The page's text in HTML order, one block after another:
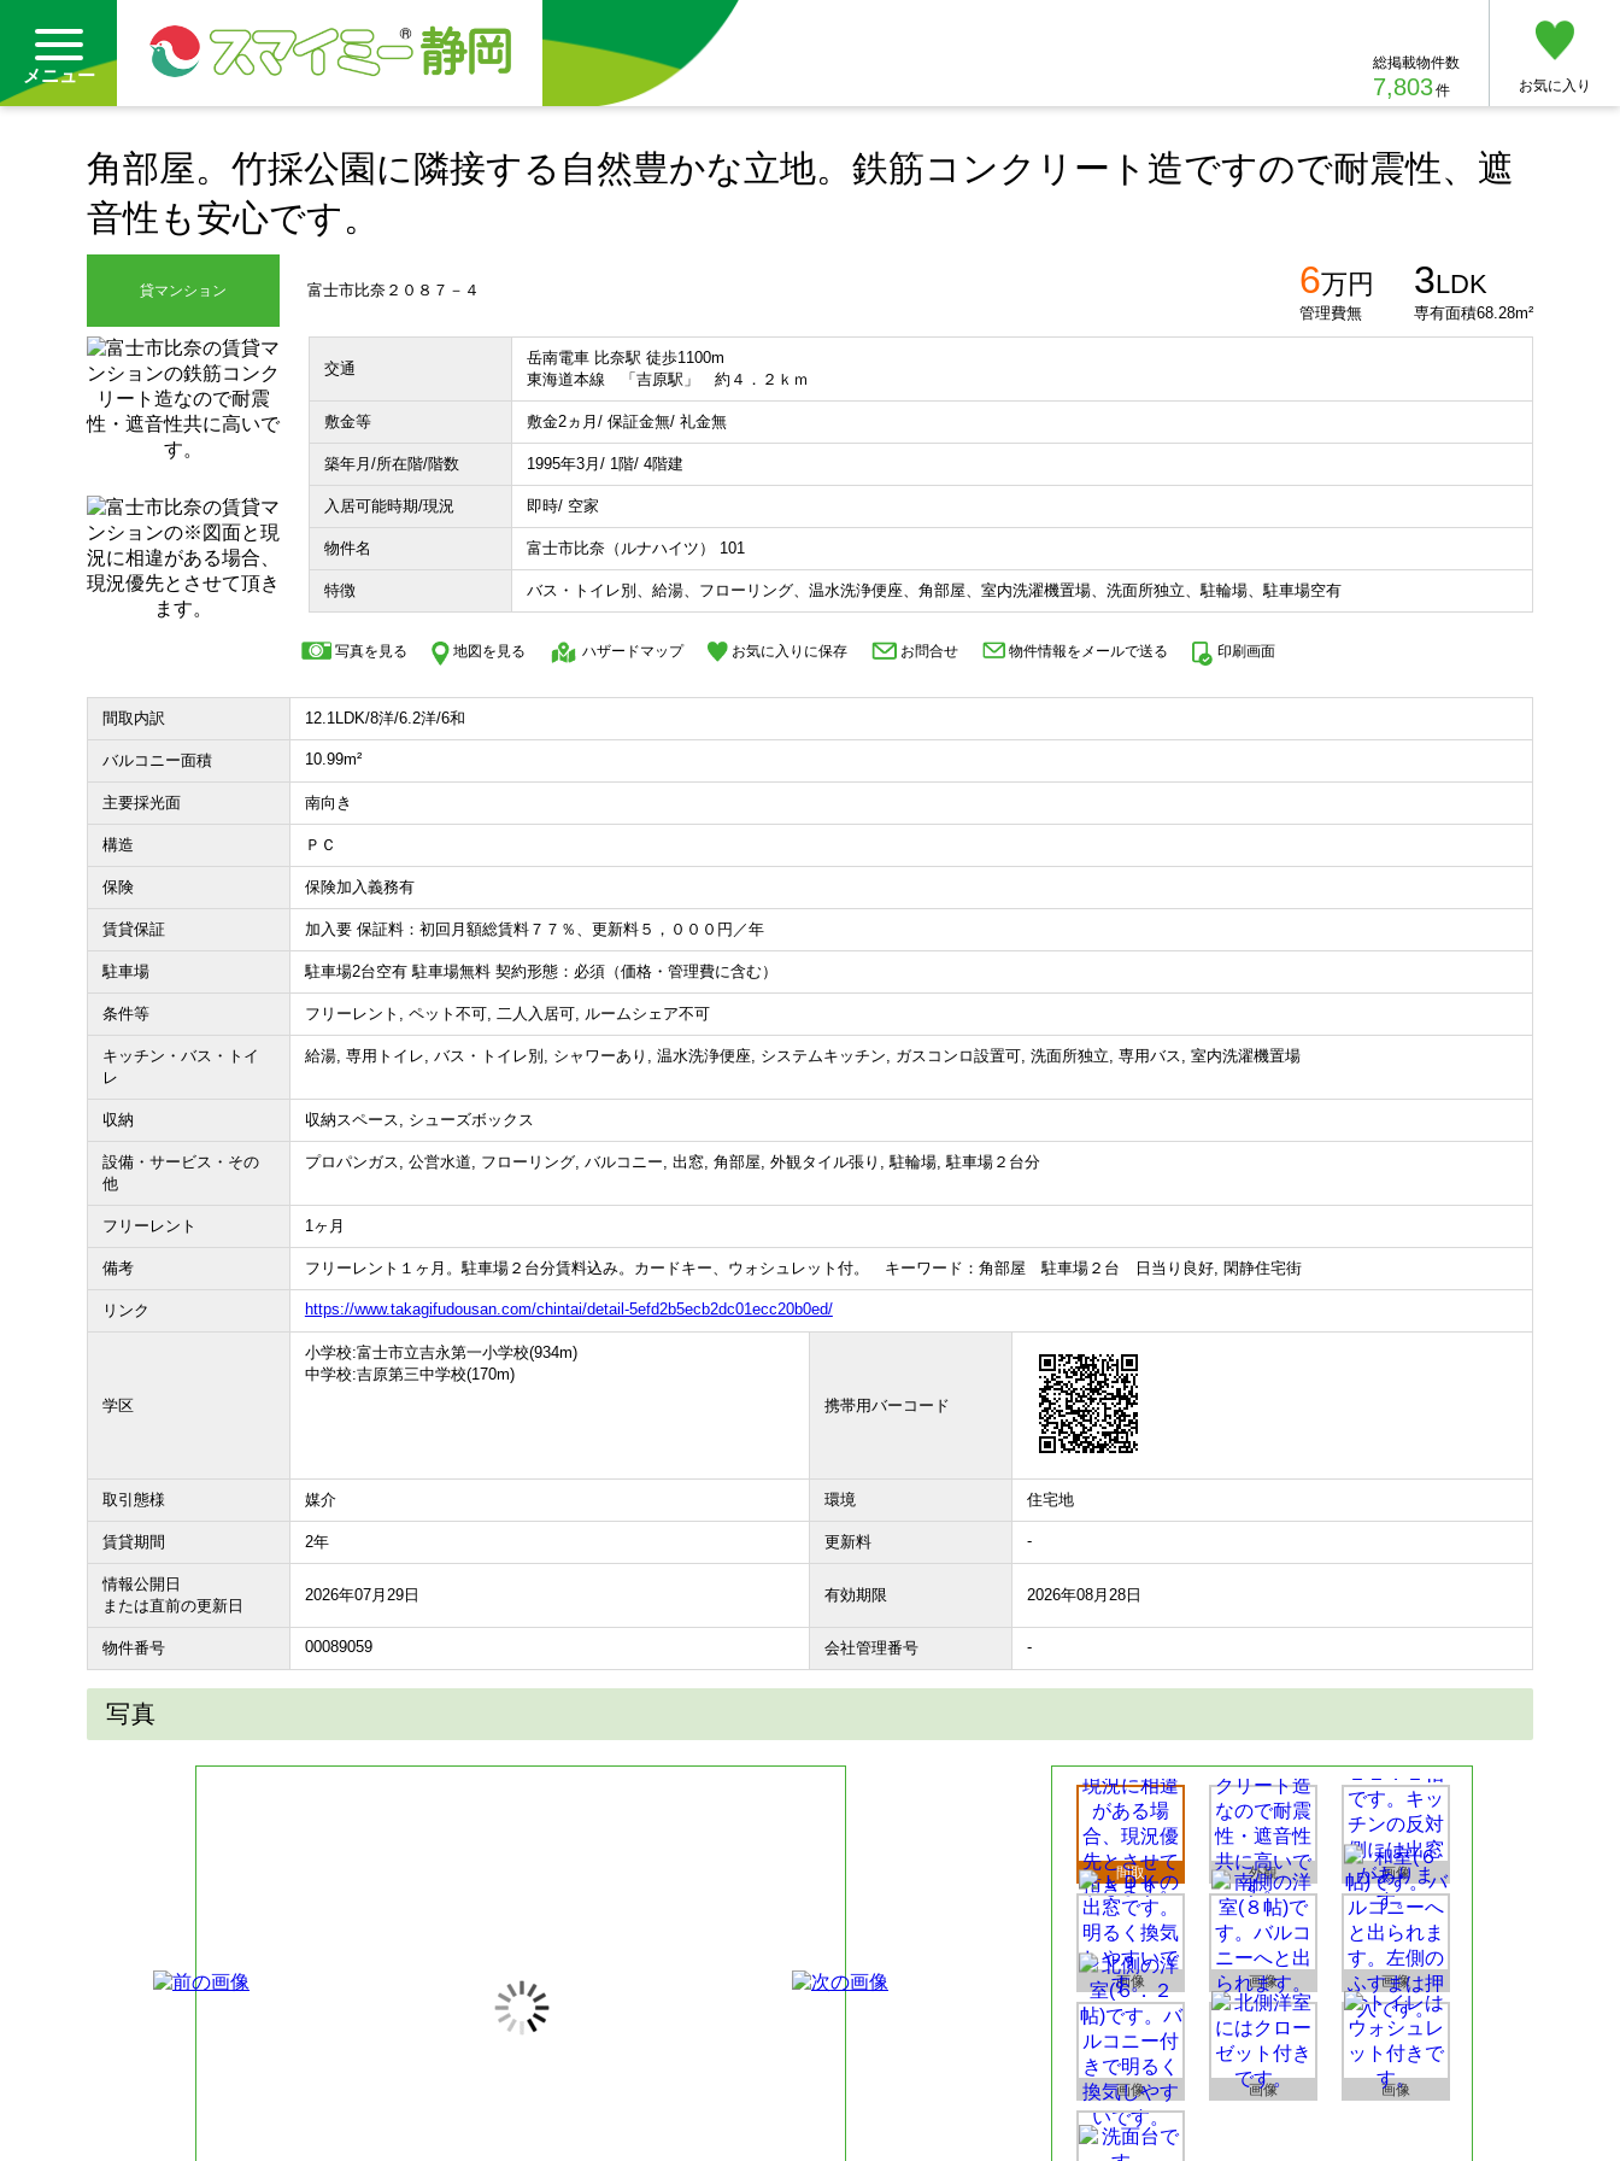
メニュー
沿線から探す(借りる)
沿線から探す(買う)
通勤・通学時間から探す(買う)
収益物件
総掲載物件数
7,803件 お気に入り
角部屋。竹採公園に隣接する自然豊かな立地。鉄筋コンクリート造ですので耐震性、遮
音性も安心です。
貸マンション 富士市比奈２０８７－４ 6万円
管理費無
3LDK
専有面積68.28m²
交通
岳南電車 比奈駅 徒歩1100m
東海道本線 「吉原駅」 約４．２ｋｍ
敷金等 敷金2ヵ月/ 保証金無/ 礼金無
築年月/所在階/階数 1995年3月/ 1階/ 4階建
入居可能時期/現況 即時/ 空家
物件名 富士市比奈（ルナハイツ） 101
特徴 バス・トイレ別、給湯、フローリング、温水洗浄便座、角部屋、室内洗濯機置場、洗面所独立、駐輪場、駐車場空有
写真を見る 地図を見る ハザードマップ お気に入りに保存 お問合せ 物件情報をメールで送る 印刷画面
間取内訳 12.1LDK/8洋/6.2洋/6和
バルコニー面積 10.99m²
主要採光面 南向き
構造 ＰＣ
保険 保険加入義務有
賃貸保証 加入要 保証料：初回月額総賃料７７％、更新料５，０００円／年
駐車場 駐車場2台空有 駐車場無料 契約形態：必須（価格・管理費に含む）
条件等 フリーレント, ペット不可, 二人入居可, ルームシェア不可
キッチン・バス・トイ
レ
給湯, 専用トイレ, バス・トイレ別, シャワーあり, 温水洗浄便座, システムキッチン, ガスコンロ設置可, 洗面所独立, 専用バス, 室内洗濯機置場
収納 収納スペース, シューズボックス
設備・サービス・その
他
プロパンガス, 公営水道, フローリング, バルコニー, 出窓, 角部屋, 外観タイル張り, 駐輪場, 駐車場２台分
フリーレント 1ヶ月
備考 フリーレント１ヶ月。駐車場２台分賃料込み。カードキー、ウォシュレット付。 キーワード：角部屋 駐車場２台 日当り良好, 閑静住宅街
リンク https://www.takagifudousan.com/chintai/detail-5efd2b5ecb2dc01ecc20b0ed/
学区
小学校:富士市立吉永第一小学校(934m)
中学校:吉原第三中学校(170m)
携帯用バーコード
取引態様 媒介 環境 住宅地
賃貸期間 2年 更新料 -
情報公開日
または直前の更新日
2026年07月29日 有効期限 2026年08月28日
物件番号 00089059 会社管理番号 -
写真
間取 外観 画像
画像 画像 画像
画像 画像 画像